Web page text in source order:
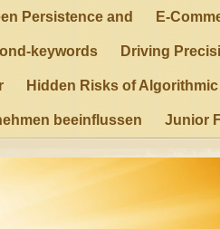
Persistence and E-
keywords Driving
Hidden Risks of
beeinflussen Junior